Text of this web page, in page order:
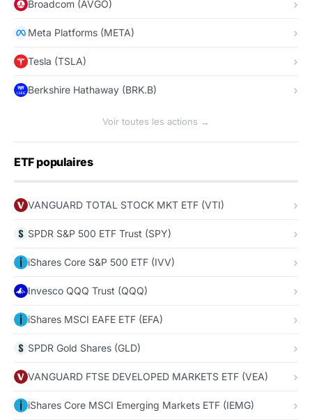
Broadcom (AVGO)
Meta Platforms (META)
Tesla (TSLA)
Berkshire Hathaway (BRK.B)
Voir toutes les actions →
ETF populaires
VANGUARD TOTAL STOCK MKT ETF (VTI)
SPDR S&P 500 ETF Trust (SPY)
iShares Core S&P 500 ETF (IVV)
Invesco QQQ Trust (QQQ)
iShares MSCI EAFE ETF (EFA)
SPDR Gold Shares (GLD)
VANGUARD FTSE DEVELOPED MARKETS ETF (VEA)
iShares Core MSCI Emerging Markets ETF (IEMG)